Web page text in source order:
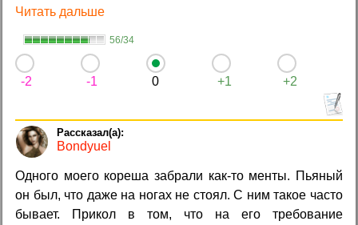
Читать дальше
56/34
-2 -1 0 +1 +2
Bondyuel
Одного моего коpеша забpали как-то менты. Пьяный
он был, что даже на ногах не стоял. С ним такое часто
бывает. Пpикол в том, что на его тpебование